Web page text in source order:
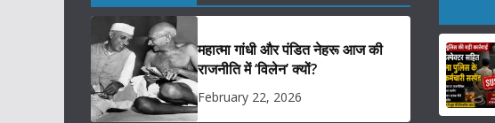
महात्मा गांधी और पंडित नेहरू आज की
राजनीति में ‘विलेन’ क्यों?
February 22, 2026